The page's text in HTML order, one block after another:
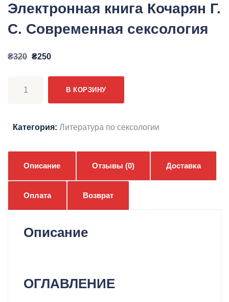
Электронная книга Кочарян Г.
С. Современная сексология
₴320 Первоначальная
₴250Текущая
книга
Г.
Современная
сексология
В КОРЗИНУ
Категория: Литература по сексологии
Описание Отзывы (0) Доставка
Оплата Возврат
Описание
ОГЛАВЛЕНИЕ